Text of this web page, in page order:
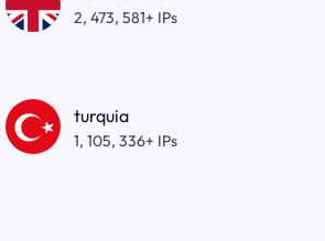
2, 473, 581+ IPs
turquia
1, 105, 336+ IPs